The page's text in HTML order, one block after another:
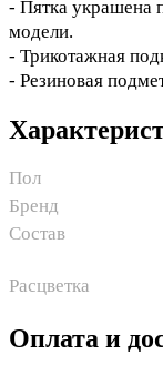
- Пятка украшена
модели.
- Трикотажная
- Резиновая
Пол
Бренд
Состав
Расцветка
Оплата и